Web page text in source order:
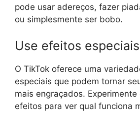
pode usar adereços, fazer
ou simplesmente ser bobo.
Use efeitos especiais
O TikTok oferece uma
especiais que podem tornar
mais engraçados.
efeitos para ver qual funciona